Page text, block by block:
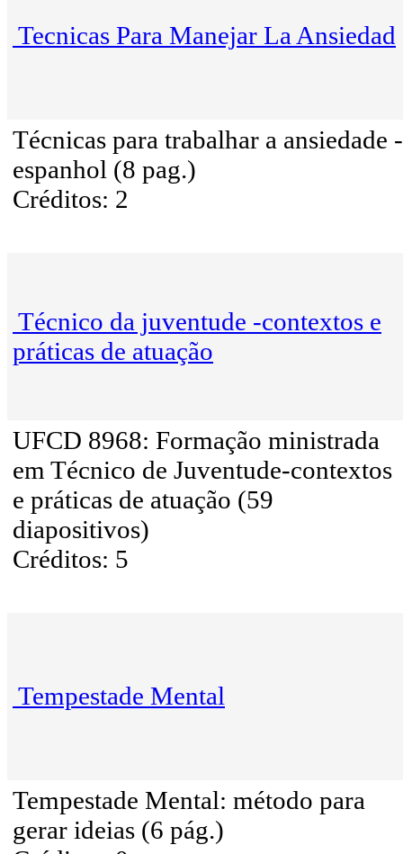
Tecnicas Para Manejar La Ansiedad
Técnicas para trabalhar a ansiedade -
espanhol (8 pag.)
Créditos: 2
Técnico da juventude -contextos e
práticas de atuação
UFCD 8968: Formação ministrada
em Técnico de Juventude-contextos
e práticas de atuação (59
diapositivos)
Créditos: 5
Tempestade Mental
Tempestade Mental: método para
gerar ideias (6 pág.)